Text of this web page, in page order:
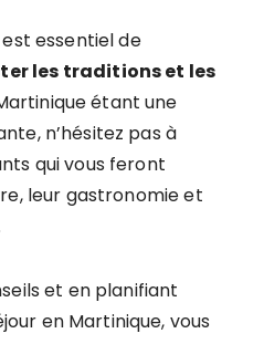
est essentiel de
les traditions et les
étant une
n’hésitez pas à
qui vous feront
leur gastronomie et
et en planifiant
en Martinique, vous